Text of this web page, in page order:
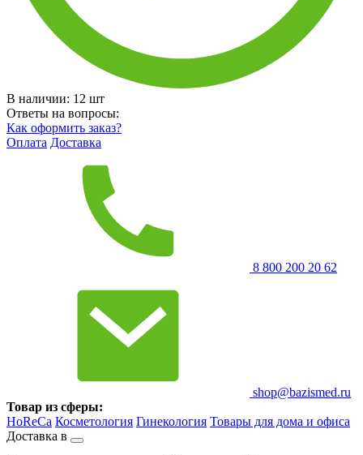
В наличии: 12 шт
Ответы на вопросы:
Как оформить заказ?
Оплата Доставка
8 800 200 20 62
shop@bazismed.ru
Товар из сферы:
HoReCa Косметология Гинекология Товары для дома и офиса
Доставка в